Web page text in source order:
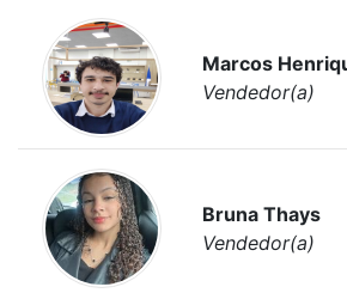
Marcos
Vendedor(a)
Bruna Thays
Vendedor(a)